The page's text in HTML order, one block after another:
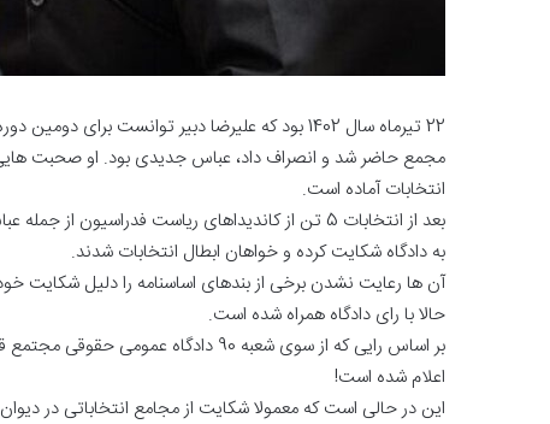
22 تیرماه سال 1402 بود که علیرضا دبیر توانست
مجمع حاضر شد و انصراف داد، عباس جدیدی بود. او صحبت
انتخابات آماده است.
بعد از انتخابات 5 تن از کاندیداهای ریاست
به دادگاه شکایت کرده و خواهان ابطال انتخابات شدند.
آن ها رعایت نشدن برخی از بندهای اساسنامه را دلیل شکایت
حالا با رای دادگاه همراه شده است.
بر اساس رایی که از سوی شعبه 90
اعلام شده است!